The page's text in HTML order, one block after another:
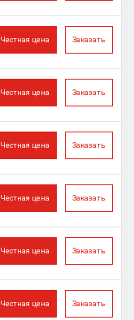
Заказать
Честная цена
Заказать
Честная цена
Заказать
Честная цена
Заказать
Честная цена
Заказать
Честная цена
Заказать
Честная цена